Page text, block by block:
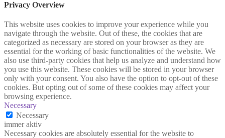
Privacy Overview
This website uses cookies to improve your experience while you
navigate through the website. Out of these, the cookies that are
categorized as necessary are stored on your browser as they are
essential for the working of basic functionalities of the website. We
also use third-party cookies that help us analyze and understand how
you use this website. These cookies will be stored in your browser
only with your consent. You also have the option to opt-out of these
cookies. But opting out of some of these cookies may affect your
browsing experience.
Necessary
Necessary
immer aktiv
Necessary cookies are absolutely essential for the website to